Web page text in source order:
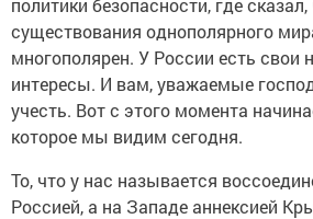
политики безопасности, где
существования однополярного
многополярен. У России есть свои
интересы. И вам, уважаемые
учесть. Вот с этого момента
которое мы видим сегодня.
То, что у нас называется
Россией, а на Западе аннексией